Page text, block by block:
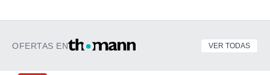
OFERTAS EN VER TODAS